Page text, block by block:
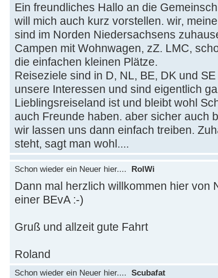
Ein freundliches Hallo an die
will mich auch kurz vorstellen. wir,
sind im Norden Niedersachsens
Campen mit Wohnwagen, zZ. LMC,
die einfachen kleinen Plätze.
Reiseziele sind in D, NL, BE, DK und
unsere Interessen und sind eigentlich
Lieblingsreiseland ist und bleibt wohl
auch Freunde haben. aber sicher auch
wir lassen uns dann einfach treiben.
steht, sagt man wohl....
Schon wieder ein Neuer hier.... RolWi
Dann mal herzlich willkommen hier von
einer BEvA :-)
Gruß und allzeit gute Fahrt
Roland
Schon wieder ein Neuer hier.... Scubafat